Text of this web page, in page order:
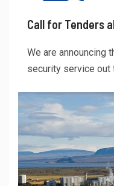
Call for Tenders
We are announcing
security service